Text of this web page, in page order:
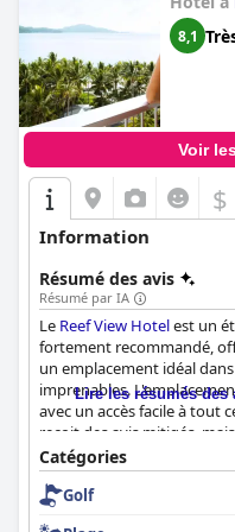
8,1
Voir
$
Information
Résumé des avis
Résumé par IA
Le Reef View Hotelest un
fortement recommandé,
un emplacement idéal
imprenables.
avec un accès facile à tout
reçoit des avis mitigés,
grande variété de plats et
sont spacieuses et
balcon, bien que certains
Lire les résumés des
Catégories
Golf